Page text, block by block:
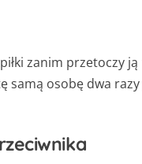
zanim przetoczy
samą osobę dwa